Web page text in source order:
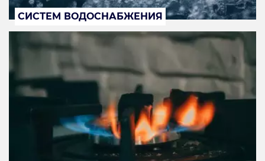
СИСТЕМ ВОДОСНАБЖЕНИЯ